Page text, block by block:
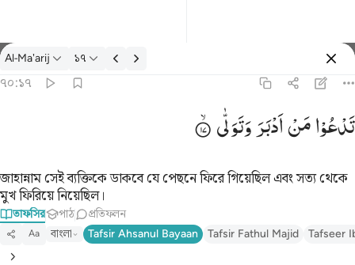
তাফসির: Al-Ma'arij ৭০:১৭
Al-Ma'arij ১৭
৭০:১৭
تَدْعُوْامَنْاَدْبَرَوَتَوَلّٰی
জাহান্নাম সেই ব্যক্তিকে ডাকবে যে পেছনে ফিরে গিয়েছিল এবং সত্য থেকে
মুখ ফিরিয়ে নিয়েছিল।
তাফসির পাঠ প্রতিফলন
Aa বাংলা Tafsir Ahsanul Bayaan Tafsir Fathul Majid Tafseer